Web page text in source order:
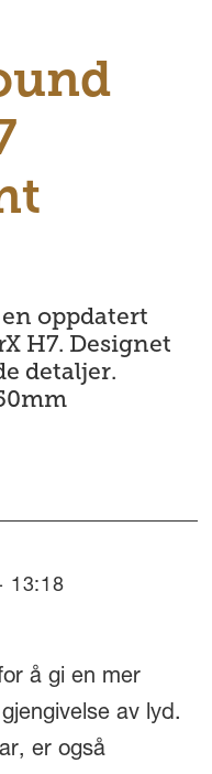
oppdatert
H7. Designet
detaljer.
13:18
å gi en mer
av lyd.
er også